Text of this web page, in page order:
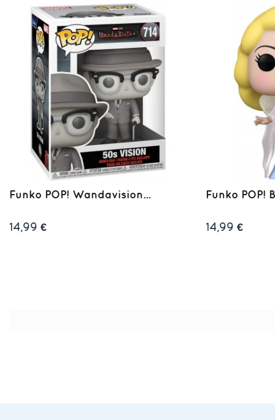
Funko POP! Wandavision...
14,99 €
Funko POP!
14,99 €